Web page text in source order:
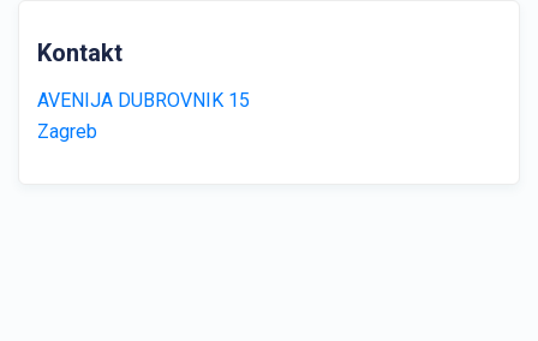
Kontakt
AVENIJA DUBROVNIK 15
Zagreb